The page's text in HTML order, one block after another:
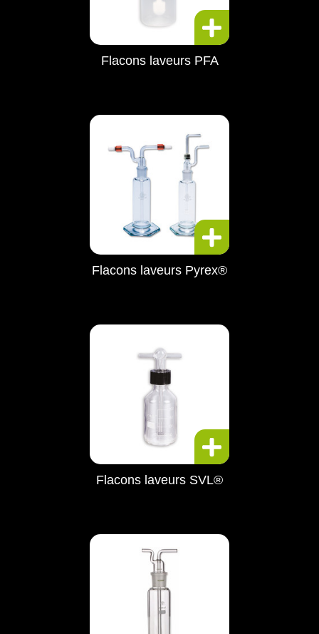
Flacons laveurs PFA
Flacons laveurs Pyrex®
Flacons laveurs SVL®